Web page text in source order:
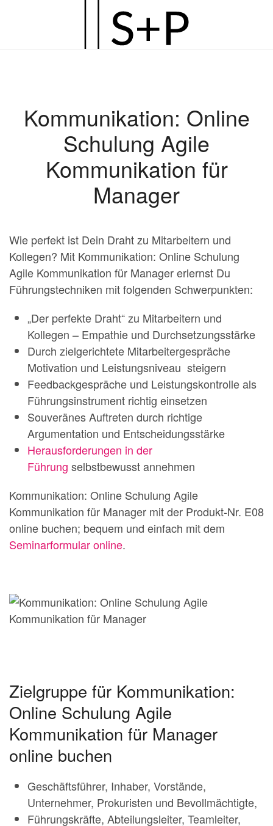
Kommunikation: Online
Schulung Agile
Kommunikation für
Manager
Wie perfekt ist Dein Draht zu Mitarbeitern und
Kollegen? Mit Kommunikation: Online Schulung
Agile Kommunikation für Manager erlernst Du
Führungstechniken mit folgenden Schwerpunkten:
„Der perfekte Draht“ zu Mitarbeitern und
Kollegen – Empathie und Durchsetzungsstärke
Durch zielgerichtete Mitarbeitergespräche
Motivation und Leistungsniveau steigern
Feedbackgespräche und Leistungskontrolle als
Führungsinstrument richtig einsetzen
Souveränes Auftreten durch richtige
Argumentation und Entscheidungsstärke
Herausforderungen in der
Führung selbstbewusst annehmen
Kommunikation: Online Schulung Agile
Kommunikation für Manager mit der Produkt-Nr. E08
online buchen; bequem und einfach mit dem
Seminarformular online.
Zielgruppe für Kommunikation:
Online Schulung Agile
Kommunikation für Manager
online buchen
Geschäftsführer, Inhaber, Vorstände,
Unternehmer, Prokuristen und Bevollmächtigte,
Führungskräfte, Abteilungsleiter, Teamleiter,